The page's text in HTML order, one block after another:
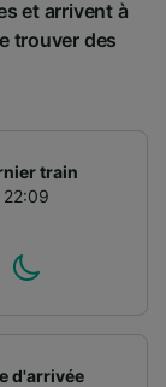
et arrivent à
trouver des
train
22:09
d'arrivée